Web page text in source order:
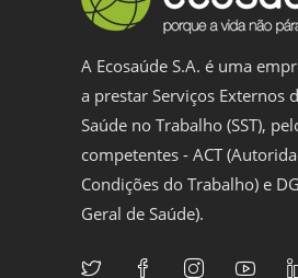
A Ecosaúde S.A. é uma
a prestar Serviços Externos
Saúde no Trabalho (SST),
competentes - ACT
Condições do Trabalho) e
Geral de Saúde).